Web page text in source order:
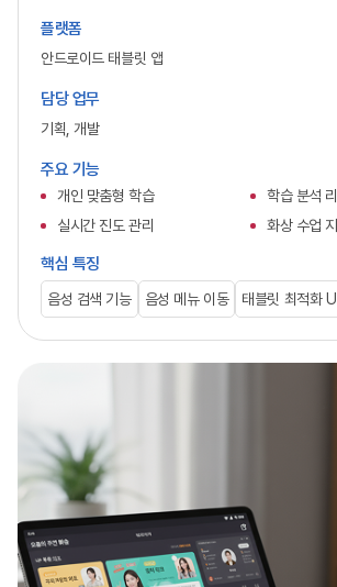
플랫폼
안드로이드 태블릿 앱
담당 업무
기획, 개발
주요 기능
개인 맞춤형 학습
학습 분석
실시간 진도 관리
화상 수업
핵심 특징
음성 검색 기능 음성 메뉴 이동 태블릿 최적화 UI